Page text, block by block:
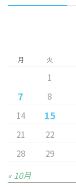
月 火
1
7 8
14
15
21
22
28
29
« 10月